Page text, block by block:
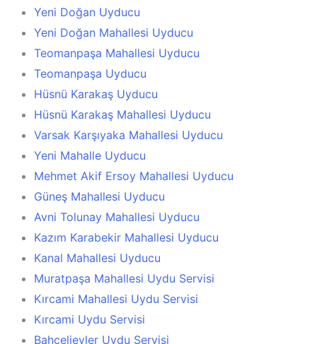
Yeni Doğan Uyducu
Yeni Doğan Mahallesi Uyducu
Teomanpaşa Mahallesi Uyducu
Teomanpaşa Uyducu
Hüsnü Karakaş Uyducu
Hüsnü Karakaş Mahallesi Uyducu
Varsak Karşıyaka Mahallesi Uyducu
Yeni Mahalle Uyducu
Mehmet Akif Ersoy Mahallesi Uyducu
Güneş Mahallesi Uyducu
Avni Tolunay Mahallesi Uyducu
Kazım Karabekir Mahallesi Uyducu
Kanal Mahallesi Uyducu
Muratpaşa Mahallesi Uydu Servisi
Kırcami Mahallesi Uydu Servisi
Kırcami Uydu Servisi
Bahçelievler Uydu Servisi